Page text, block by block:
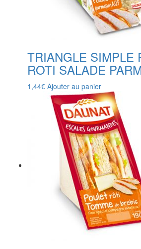
TRIANGLE SIMPLE
ROTI SALADE
1,44€ Ajouter au panier